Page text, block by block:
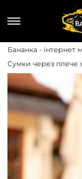
Бананка - інтернет
Сумки через плече